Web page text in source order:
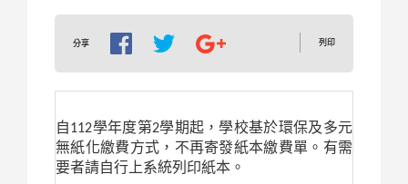
分享 列印
自112學年度第2學期起，學校基於環保及多元
無紙化繳費方式，不再寄發紙本繳費單。有需
要者請自行上系統列印紙本。